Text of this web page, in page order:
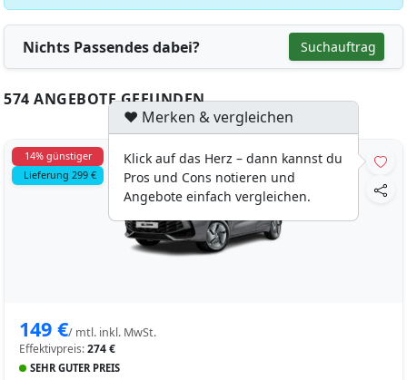
Nichts Passendes dabei? Suchauftrag
574 ANGEBOTE GEFUNDEN
14% günstiger
Lieferung 299 €
149 €/ mtl. inkl. MwSt.
Effektivpreis:274 €
SEHR GUTER PREIS
♥ Merken & vergleichen
Klick auf das Herz – dann kannst du
Pros und Cons notieren und
Angebote einfach vergleichen.